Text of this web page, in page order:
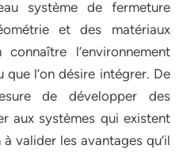
système de fermeture
et des matériaux
l’environnement
l’on désire intégrer. De
de développer des
aux systèmes qui existent
valider les avantages qu’il